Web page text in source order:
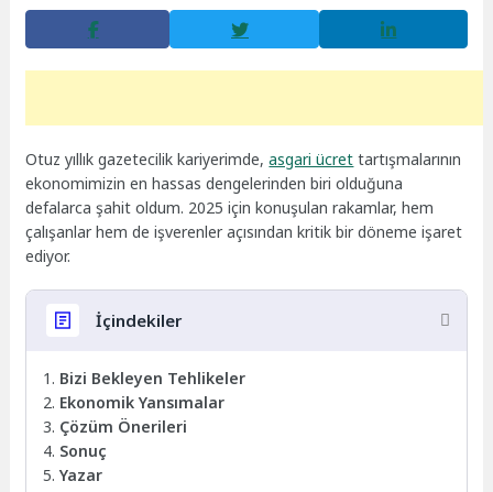
Otuz yıllık gazetecilik kariyerimde,asgari ücret tartışmalarının
ekonomimizin en hassas dengelerinden biri olduğuna
defalarca şahit oldum. 2025 için konuşulan rakamlar, hem
çalışanlar hem de işverenler açısından kritik bir döneme işaret
ediyor.
İçindekiler
Bizi Bekleyen Tehlikeler
Ekonomik Yansımalar
Çözüm Önerileri
Sonuç
Yazar